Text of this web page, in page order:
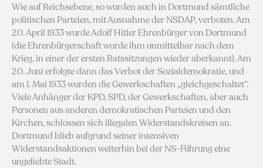
Wie auf Reichsebene, so wurden auch in Dortmund sämtliche
politischen Parteien, mit Ausnahme der NSDAP, verboten. Am
20. April 1933 wurde Adolf Hitler Ehrenbürger von Dortmund
(die Ehrenbürger­schaft wurde ihm unmittelbar nach dem
Krieg, in einer der ersten Ratssitzungen wieder aberkannt). Am
20. Juni erfolgte dann das Verbot der Sozial­demokratie, und
am 1. Mai 1933 wurden die Ge­werkschaften „gleichgeschaltet”.
Viele Anhänger der KPD, SPD, der Gewerkschaften, aber auch
Personen aus anderen demokratischen Parteien und den
Kirchen, schlossen sich illegalen Widerstandskreisen an.
Dortmund blieb aufgrund seiner intensiven
Widerstandsaktionen weiterhin bei der NS-Führung eine
ungeliebte Stadt.